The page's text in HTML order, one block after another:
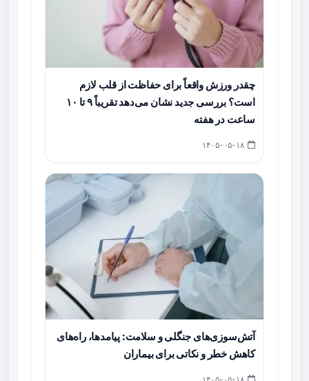
چقدر ورزش واقعاً برای حفاظت از قلب لازم
است؟ بررسی جدید نشان می‌دهد تقریباً ۹ تا ۱۰
ساعت در هفته
آتش‌سوزی‌های جنگلی و سلامت: پیامدها، راه‌های
کاهش خطر و نکاتی برای بیماران